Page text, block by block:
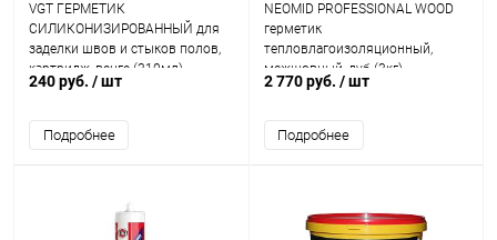
VGT ГЕРМЕТИК
СИЛИКОНИЗИРОВАННЫЙ для
заделки швов и стыков полов,
картридж, венге (310мл)
240 руб. / шт
Подробнее
NEOMID PROFESSIONAL WOOD
герметик
тепловлагоизоляционный,
межшовный, дуб (3кг)
2 770 руб. / шт
Подробнее